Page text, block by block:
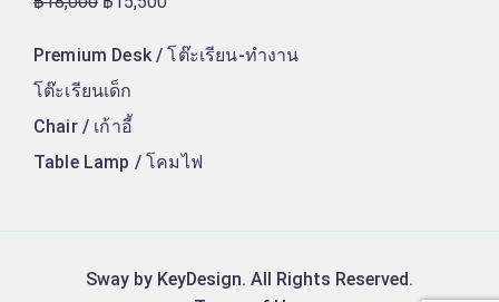
Premium Desk / โต๊ะเรียน-ทำงาน
โต๊ะเรียนเด็ก
Chair / เก้าอี้
Table Lamp / โคมไฟ
Sway by KeyDesign. All Rights Reserved.